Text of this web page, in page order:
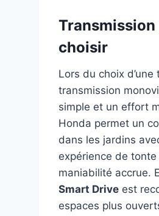
choisir
Lors du choix
transmission
simple et un effort
Honda permet un
dans les jardins
expérience de
maniabilité accrue.
Smart Drive est
espaces plus